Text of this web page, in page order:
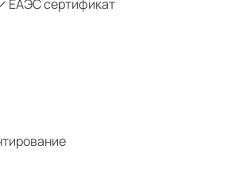
ЕАЭС сертификат